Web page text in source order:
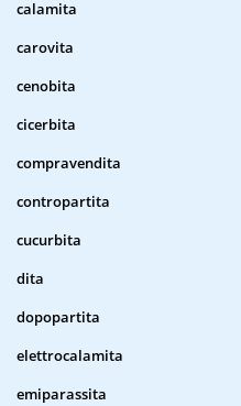
calamita
carovita
cenobita
cicerbita
compravendita
contropartita
cucurbita
dita
dopopartita
elettrocalamita
emiparassita